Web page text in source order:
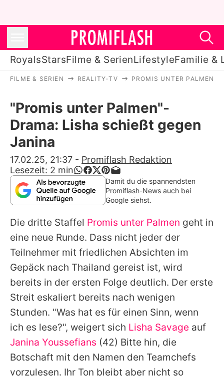
RoyalsStarsFilme & SerienLifestyleFamilie &
Stars
Filme & Serien
Lifestyle
Familie & Liebe
Promiflash Exklusiv
Alle Themen auf Promiflash
Jobs
App runterladen
Team
Redaktionelle Richtlinien
Impressum
Datenschutzerklärung
FILME & SERIEN REALITY-TV PROMIS UNTER PALMEN
"Promis unter Palmen"-
Drama: Lisha schießt gegen
Janina
17.02.25, 21:37 - Promiflash Redaktion
Lesezeit: 2 min
Damit du die spannendsten
Promiflash-News auch bei
Google siehst.
Die dritte Staffel Promis unter Palmen geht in
eine neue Runde. Dass nicht jeder der
Teilnehmer mit friedlichen Absichten im
Gepäck nach Thailand gereist ist, wird
bereits in der ersten Folge deutlich. Der erste
Streit eskaliert bereits nach wenigen
Stunden. "Was hat es für einen Sinn, wenn
ich es lese?", weigert sich Lisha Savage auf
Janina Youssefians (42) Bitte hin, die
Botschaft mit den Namen den Teamchefs
vorzulesen. Ihr Ton bleibt aber nicht so